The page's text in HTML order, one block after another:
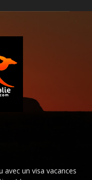
un visa vacances